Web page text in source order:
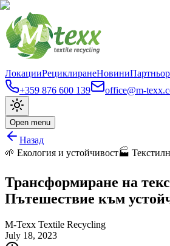
ЛокацииРециклиранеНовини
+359 876 600 139
office@m-
Open menu
Назад
🌱 Екология и устойчивост🏭
Трансформиране на
Пътешествие към
M-Texx Textile Recycling
July 18, 2023